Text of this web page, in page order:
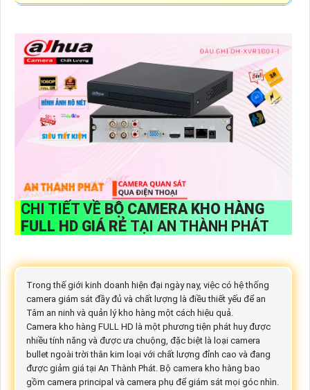
CHI TIẾT VỀ BỘ CAMERA KHO HÀNG
FULL HD GIÁ RẺ TẠI AN THÀNH PHÁT
Trong thế giới kinh doanh hiện đại ngày nay, việc có hệ thống
camera giám sát đầy đủ và chất lượng là điều thiết yếu để an
Tâm an ninh và quản lý kho hàng một cách hiệu quả.
Camera kho hàng FULL HD là một phương tiện phát huy được
nhiều tính năng và được ưa chuộng, đặc biệt là loại camera
bullet ngoài trời thân kim loại với chất lượng đỉnh cao và đang
được giảm giá tại An Thành Phát. Bộ camera kho hàng bao
gồm camera principal và camera phụ để giám sát mọi góc nhìn.